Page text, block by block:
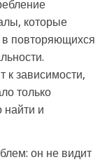
которые
повторяющихся
к зависимости,
только
найти и
он не видит